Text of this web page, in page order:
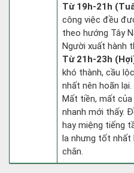
Từ 19h-21h
công việc đều
theo hướng Tây
Người xuất hành
Từ 21h-23h
khó thành, cầu
nhất nên hoãn
Mất tiền, mất
nhanh mới thấy.
hay miệng tiếng
la nhưng tốt nhất
chắn.